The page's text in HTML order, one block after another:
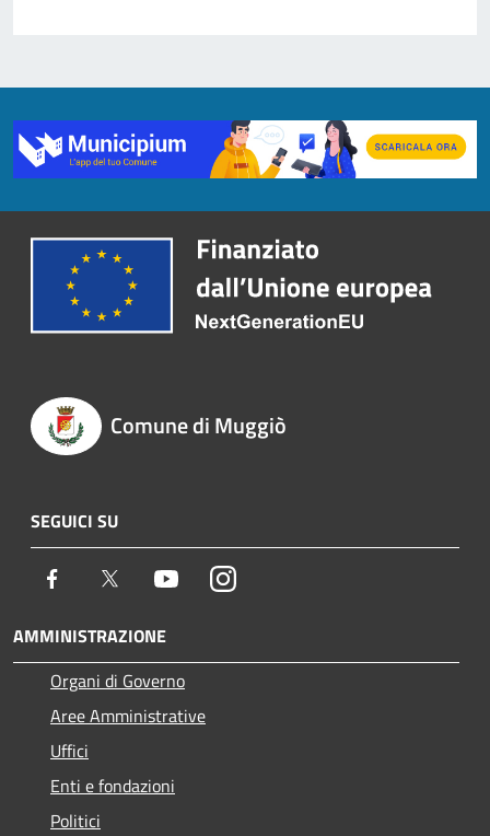
Comune di Muggiò
SEGUICI SU
Facebook Twitter YoutubeInstagram
AMMINISTRAZIONE
Organi di Governo
Aree Amministrative
Uffici
Enti e fondazioni
Politici